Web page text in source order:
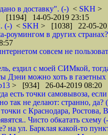
в доставку". (-) < SKH >
[1194] 14-05-2019 23:15
(-) < SKH > [1038] 22-05-
роумингом в других
совсем не
ездил с моей СИМкой,
Дэни можно хоть в газетных
> [934] 26-04-2019 08:20
есть точки самовывоза,
так не делают: странно, да?
с Краснодара,
Чисто обкатать схему
на ул. Барклая какой-то